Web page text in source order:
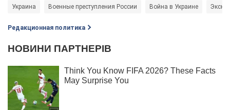
Украина Военные преступления России Война в Украине
Редакционная политика